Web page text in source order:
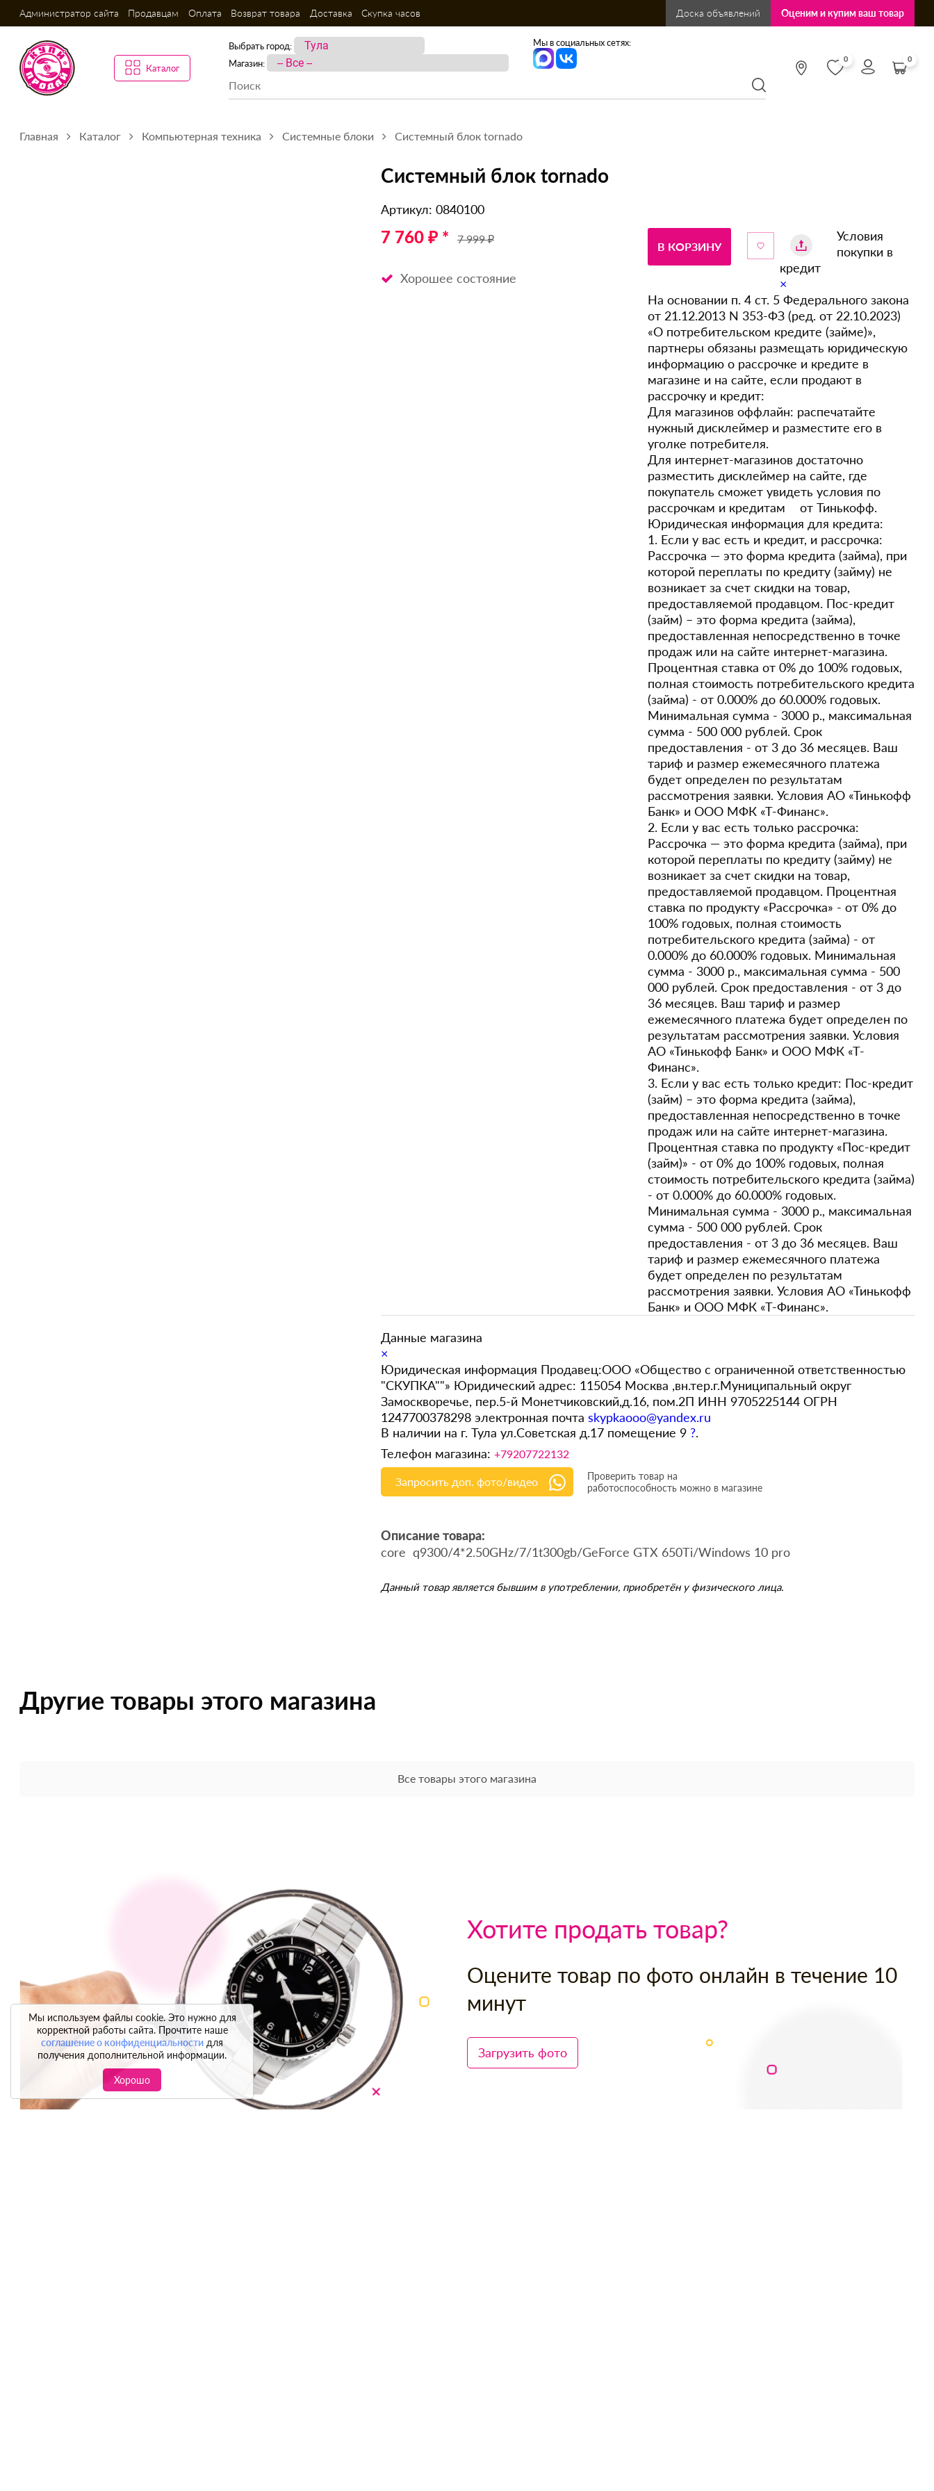
Администратор сайта Продавцам Оплата Возврат товара Доставка Скупка часов Доска объявлений Оценим и купим ваш товар
Каталог
Выбрать город:
Магазин:
Мы в социальных сетях:
0 0
Главная Каталог Компьютерная техника Системные блоки Системный блок tornado
Системный блок tornado
Артикул: 0840100
7 760 ₽ * 7 999 ₽
Хорошее состояние
В КОРЗИНУ
Условия
покупки в
кредит
×
На основании п. 4 ст. 5 Федерального закона
от 21.12.2013 N 353-ФЗ (ред. от 22.10.2023)
«О потребительском кредите (займе)»,
партнеры обязаны размещать юридическую
информацию о рассрочке и кредите в
магазине и на сайте, если продают в
рассрочку и кредит:
Для магазинов оффлайн: распечатайте
нужный дисклеймер и разместите его в
уголке потребителя.
Для интернет-магазинов достаточно
разместить дисклеймер на сайте, где
покупатель сможет увидеть условия по
рассрочкам и кредитам от Тинькофф.
Юридическая информация для кредита:
1. Если у вас есть и кредит, и рассрочка:
Рассрочка — это форма кредита (займа), при
которой переплаты по кредиту (займу) не
возникает за счет скидки на товар,
предоставляемой продавцом. Пос-кредит
(займ) – это форма кредита (займа),
предоставленная непосредственно в точке
продаж или на сайте интернет-магазина.
Процентная ставка от 0% до 100% годовых,
полная стоимость потребительского кредита
(займа) - от 0.000% до 60.000% годовых.
Минимальная сумма - 3000 р., максимальная
сумма - 500 000 рублей. Срок
предоставления - от 3 до 36 месяцев. Ваш
тариф и размер ежемесячного платежа
будет определен по результатам
рассмотрения заявки. Условия АО «Тинькофф
Банк» и ООО МФК «Т-Финанс».
2. Если у вас есть только рассрочка:
Рассрочка — это форма кредита (займа), при
которой переплаты по кредиту (займу) не
возникает за счет скидки на товар,
предоставляемой продавцом. Процентная
ставка по продукту «Рассрочка» - от 0% до
100% годовых, полная стоимость
потребительского кредита (займа) - от
0.000% до 60.000% годовых. Минимальная
сумма - 3000 р., максимальная сумма - 500
000 рублей. Срок предоставления - от 3 до
36 месяцев. Ваш тариф и размер
ежемесячного платежа будет определен по
результатам рассмотрения заявки. Условия
АО «Тинькофф Банк» и ООО МФК «Т-
Финанс».
3. Если у вас есть только кредит: Пос-кредит
(займ) – это форма кредита (займа),
предоставленная непосредственно в точке
продаж или на сайте интернет-магазина.
Процентная ставка по продукту «Пос-кредит
(займ)» - от 0% до 100% годовых, полная
стоимость потребительского кредита (займа)
- от 0.000% до 60.000% годовых.
Минимальная сумма - 3000 р., максимальная
сумма - 500 000 рублей. Срок
предоставления - от 3 до 36 месяцев. Ваш
тариф и размер ежемесячного платежа
будет определен по результатам
рассмотрения заявки. Условия АО «Тинькофф
Банк» и ООО МФК «Т-Финанс».
Данные магазина
×
Юридическая информация Продавец:ООО «Общество с ограниченной ответственностью
"СКУПКА""» Юридический адрес: 115054 Москва ,вн.тер.г.Муниципальный округ
Замоскворечье, пер.5-й Монетчиковский,д.16, пом.2П ИНН 9705225144 ОГРН
1247700378298 электронная почта skypkaooo@yandex.ru
В наличии на г. Тула ул.Советская д.17 помещение 9 ?.
Телефон магазина: +79207722132
Запросить доп. фото/видео
Проверить товар на
работоспособность можно в магазине
Описание товара:
core q9300/4*2.50GHz/7/1t300gb/GeForce GTX 650Ti/Windows 10 pro
Данный товар является бывшим в употреблении, приобретён у физического лица.
Другие товары этого магазина
Все товары этого магазина
Хотите продать товар?
Оцените товар по фото онлайн в течение 10
минут
Загрузить фото
Мы используем файлы cookie. Это нужно для
корректной работы сайта. Прочтите наше
соглашение о конфиденциальности для
получения дополнительной информации.
Хорошо